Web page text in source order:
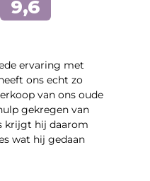
ervaring met
ons echt zo
van ons oude
gekregen van
krijgt hij daarom
wat hij gedaan